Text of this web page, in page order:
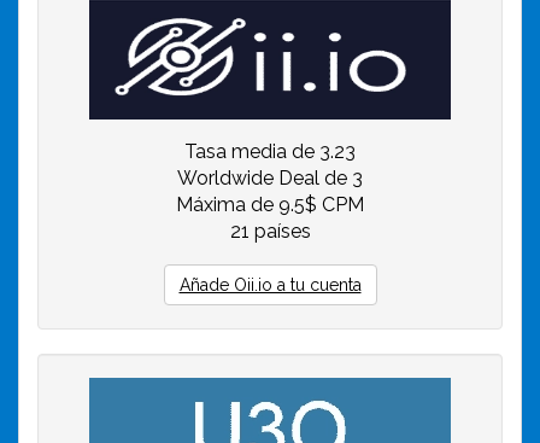
Tasa media de 3.23
Worldwide Deal de 3
Máxima de 9.5$ CPM
21 países
Añade Oii.io a tu cuenta